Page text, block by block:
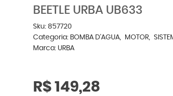
BEETLE URBA UB633
Sku: 857720
Categoria: BOMBA D'AGUA MOTOR
Marca: URBA
R$ 149,28